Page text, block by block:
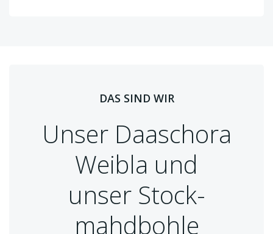
DAS SIND WIR
Unser Daaschora
Weibla und
unser Stock-
mahdbohle